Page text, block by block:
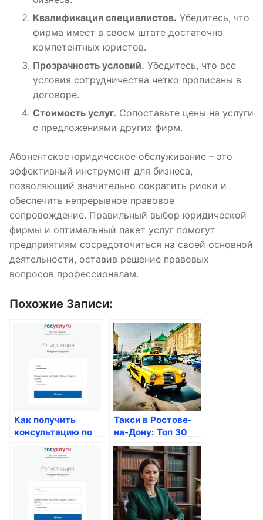
Квалификация специалистов. Убедитесь, что
фирма имеет в своем штате достаточно
компетентных юристов.
Прозрачность условий. Убедитесь, что все
условия сотрудничества четко прописаны в
договоре.
Стоимость услуг. Сопоставьте цены на услуги
с предложениями других фирм.
Абонентское юридическое обслуживание – это
эффективный инструмент для бизнеса,
позволяющий значительно сократить риски и
обеспечить непрерывное правовое
сопровождение. Правильный выбор юридической
фирмы и оптимальный пакет услуг помогут
предприятиям сосредоточиться на своей основной
деятельности, оставив решение правовых
вопросов профессионалам.
Похожие Записи:
Как получить
консультацию по
вопросам
паспортных услуг
Такси в Ростове-
на-Дону: Топ 30
дешевых услуг
перевозки